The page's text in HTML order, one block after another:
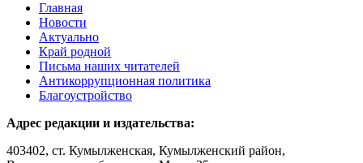
Главная
Новости
Актуально
Край родной
Письма наших читателей
Антикоррупционная политика
Благоустройство
Адрес редакции и издательства:
403402, ст. Кумылженская, Кумылженский район,